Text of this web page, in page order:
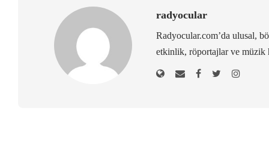
radyocular
Radyocular.com’da ulusal,
etkinlik, röportajlar ve müzik